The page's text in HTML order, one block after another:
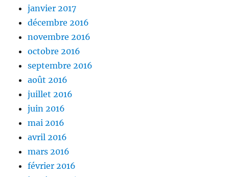
janvier 2017
décembre 2016
novembre 2016
octobre 2016
septembre 2016
août 2016
juillet 2016
juin 2016
mai 2016
avril 2016
mars 2016
février 2016